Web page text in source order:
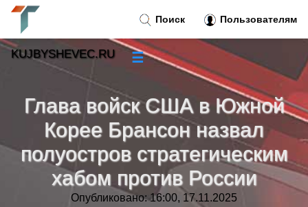
Глава войск США в Южной
Корее Брансон назвал
полуостров стратегическим
хабом против России
Опубликовано: 16:00, 17.11.2025
Поиск Пользователям
KUJBYSHEVEC.RU ☰
Новости
Тренды новостей»
Рубрики»
»